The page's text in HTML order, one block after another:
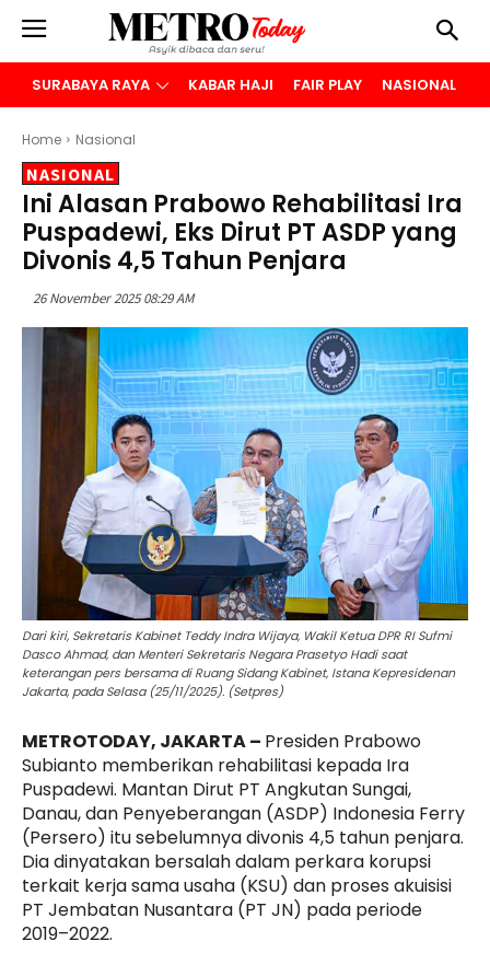
SURABAYA RAYA KABAR HAJI FAIR PLAY NASIONAL
Home Nasional
NASIONAL
Ini Alasan Prabowo Rehabilitasi Ira
Puspadewi, Eks Dirut PT ASDP yang
Divonis 4,5 Tahun Penjara
26 November 2025 08:29 AM
Dari kiri, Sekretaris Kabinet Teddy Indra Wijaya, Wakil Ketua DPR RI Sufmi
Dasco Ahmad, dan Menteri Sekretaris Negara Prasetyo Hadi saat
keterangan pers bersama di Ruang Sidang Kabinet, Istana Kepresidenan
Jakarta, pada Selasa (25/11/2025). (Setpres)
METROTODAY, JAKARTA – Presiden Prabowo
Subianto memberikan rehabilitasi kepada Ira
Puspadewi. Mantan Dirut PT Angkutan Sungai,
Danau, dan Penyeberangan (ASDP) Indonesia Ferry
(Persero) itu sebelumnya divonis 4,5 tahun penjara.
Dia dinyatakan bersalah dalam perkara korupsi
terkait kerja sama usaha (KSU) dan proses akuisisi
PT Jembatan Nusantara (PT JN) pada periode
2019–2022.